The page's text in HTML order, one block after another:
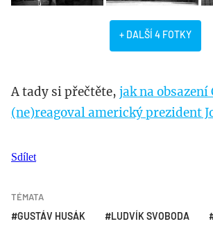
+ DALŠÍ 4 FOTKY
A tady si přečtěte, jak na obsazení
(ne)reagoval americký prezident
Sdílet
TÉMATA
GUSTÁV HUSÁK LUDVÍK SVOBODA